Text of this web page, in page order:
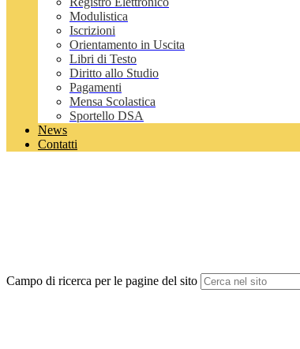
Modulistica
Iscrizioni
Orientamento in Uscita
Libri di Testo
Diritto allo Studio
Pagamenti
Mensa Scolastica
Sportello DSA
News
Contatti
Campo di ricerca per le pagine del sito